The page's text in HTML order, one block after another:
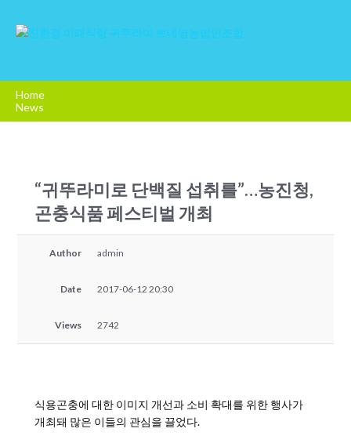
Home
News
“귀뚜라미로 단백질 섭취를”…농진청,
곤충식품 페스티벌 개최
Author admin
Date 2017-06-12 20:30
Views 2742
식용곤충에 대한 이미지 개선과 소비 확대를 위한 행사가
개최돼 많은 이들의 관심을 끌었다.